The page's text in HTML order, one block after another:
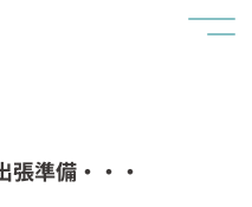
張準備・・・